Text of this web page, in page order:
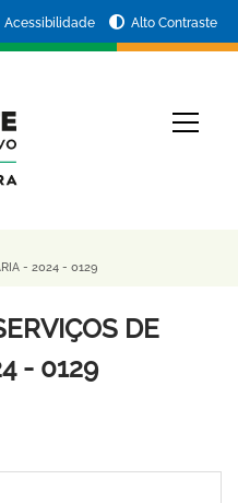
Acessibilidade Alto Contraste
- 2024 - 0129
DE
- 0129